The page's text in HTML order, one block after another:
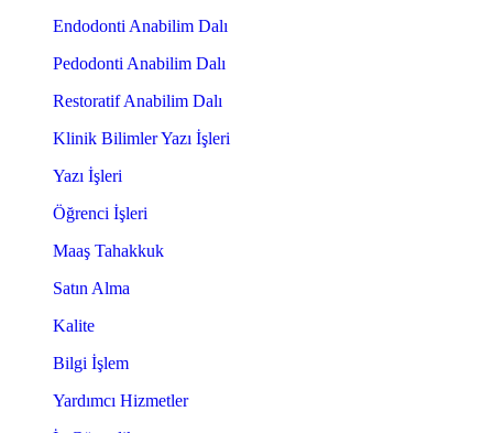
Endodonti Anabilim Dalı
Pedodonti Anabilim Dalı
Restoratif Anabilim Dalı
Klinik Bilimler Yazı İşleri
Yazı İşleri
Öğrenci İşleri
Maaş Tahakkuk
Satın Alma
Kalite
Bilgi İşlem
Yardımcı Hizmetler